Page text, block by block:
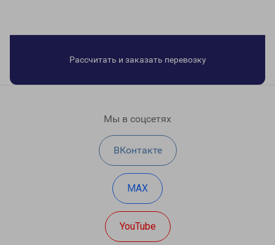
Рассчитать и заказать перевозку
Мы в соцсетях
ВКонтакте
MAX
YouTube